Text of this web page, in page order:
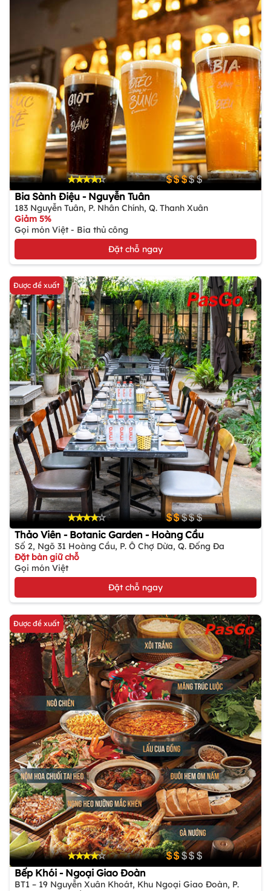
Bia Sành Điệu - Nguyễn Tuân
183 Nguyễn Tuân, P. Nhân Chính, Q. Thanh Xuân
Giảm 5%
Gọi món Việt - Bia thủ công
Đặt chỗ ngay
Được đề xuất
Thảo Viên - Botanic Garden - Hoàng Cầu
Số 2, Ngõ 31 Hoàng Cầu, P. Ô Chợ Dừa, Q. Đống Đa
Đặt bàn giữ chỗ
Gọi món Việt
Đặt chỗ ngay
Được đề xuất
Bếp Khói - Ngoại Giao Đoàn
BT1 – 19 Nguyễn Xuân Khoát, Khu Ngoại Giao Đoàn, P.